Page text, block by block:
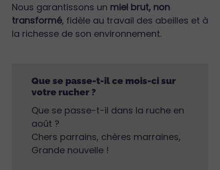
Nous garantissons un miel brut, non
transformé, fidèle au travail des abeilles et à
la richesse de son environnement.
Que se passe-t-il ce mois-ci sur
votre rucher ?
Que se passe-t-il dans la ruche en
août ?
Chers parrains, chères marraines,
Grande nouvelle !